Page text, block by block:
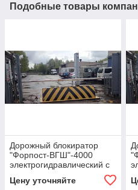
Подобные товары
Дорожный блокиратор
"Форпост-ВГШ"-4000
электрогидравлический с
толщина "боевой"
Цену уточняйте